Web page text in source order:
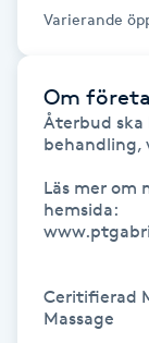
Hatha Yoga
Healing
Herrklippning
Hollywood Peel
Varierande
Om
Återbud ska
behandling,
Läs mer om
hemsida:
Ceritifierad
Massage